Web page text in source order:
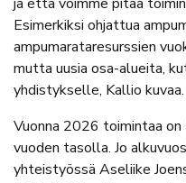
ja että voimme pitää
Esimerkiksi ohjattua
ampumarataresurssien
mutta uusia osa-alueita,
yhdistykselle, Kallio kuvaa.
Vuonna 2026 toimintaa
vuoden tasolla. Jo
yhteistyössä Aseliike